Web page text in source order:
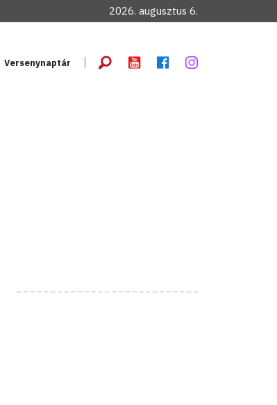
2026. augusztus 6.
Versenynaptár